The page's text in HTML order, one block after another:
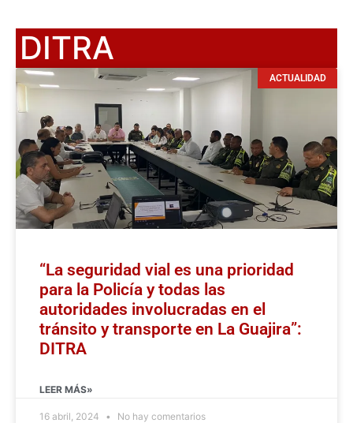
DITRA
ACTUALIDAD
“La seguridad vial es una prioridad
para la Policía y todas las
autoridades involucradas en el
tránsito y transporte en La Guajira”:
DITRA
LEER MÁS»
16 abril, 2024 No hay comentarios